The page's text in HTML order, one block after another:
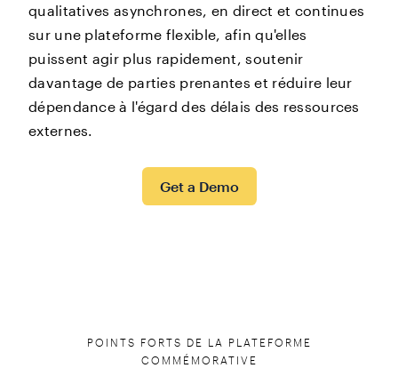
qualitatives asynchrones, en direct et continues
sur une plateforme flexible, afin qu'elles
puissent agir plus rapidement, soutenir
davantage de parties prenantes et réduire leur
dépendance à l'égard des délais des ressources
externes.
Get a Demo
POINTS FORTS DE LA PLATEFORME
COMMÉMORATIVE